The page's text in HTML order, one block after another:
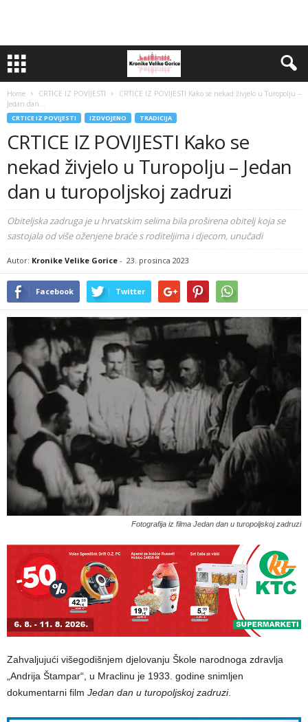
Home CRTICE IZ POVIJESTI
CRTICE IZ POVIJESTI Kako se nekad živjelo u Turopolju –
Jedan dan...
CRTICE IZ POVIJESTI IZDVOJENO TRADICIJA
CRTICE IZ POVIJESTI Kako se
nekad živjelo u Turopolju – Jedan
dan u turopoljskoj zadruzi
Obiteljska zadruga je u hrvatskim selima bila proširena obitelj koja se
sastojala od više oženjene braće s roditeljima i djecom, unučadi
Autor: Kronike Velike Gorice - 23. prosinca 2023
Facebook Twitter
Fotografija iz filma Jedan dan u turopoljskoj zadruzi
Zahvaljujući višegodišnjem djelovanju Škole narodnoga zdravlja
„Andrija Štampar“, u Mraclinu je 1933. godine snimljen
dokumentarni film Jedan dan u turopoljskoj zadruzi.